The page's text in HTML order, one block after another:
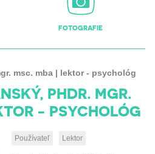
FOTOGRAFIE
msc. mba | lektor - psychológ
PHDR. MGR.
- PSYCHOLÓG
Používateľ Lektor